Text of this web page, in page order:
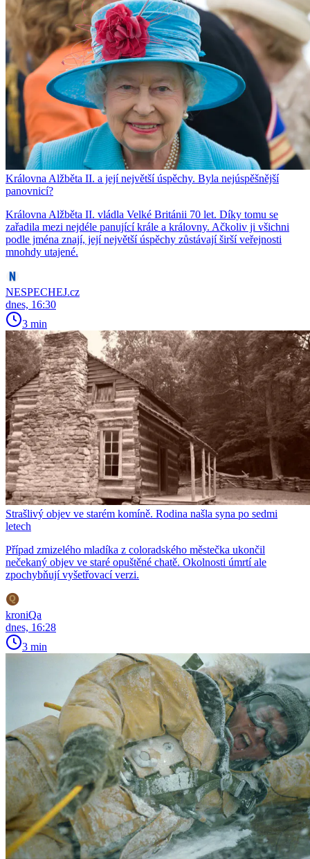
Královna Alžběta II. a její největší úspěchy. Byla nejúspěšnější
panovnicí?
Královna Alžběta II. vládla Velké Británii 70 let. Díky tomu se
zařadila mezi nejdéle panující krále a královny. Ačkoliv ji všichni
podle jména znají, její největší úspěchy zůstávají širší veřejnosti
mnohdy utajené.
NESPECHEJ.cz
dnes, 16:30
3 min
Strašlivý objev ve starém komíně. Rodina našla syna po sedmi
letech
Případ zmizelého mladíka z coloradského městečka ukončil
nečekaný objev ve staré opuštěné chatě. Okolnosti úmrtí ale
zpochybňují vyšetřovací verzi.
kroniQa
dnes, 16:28
3 min